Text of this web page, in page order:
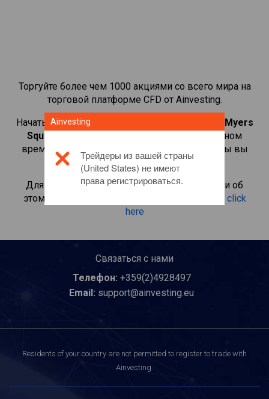
Торгуйте более чем 1000 акциями со всего мира на
торговой платформе CFD от Ainvesting.
Начать торговать CFD-контрактами на
Bristol-Myers
Squibb
. Просматривайте котировки в реальном
времени и получайте дивиденды, как если бы вы
владели самой акцией.
Для получения дополнительной информации об
этом инвестиционном продукте, пожалуйста click
here
Связаться с нами
Телефон: +359(2)4928497
Email: support@ainvesting.eu
Residents of your country are not permitted to register to trade with
Ainvesting.
Ainvesting
Трейдеры из вашей страны
(United States) не имеют
права регистрироваться.